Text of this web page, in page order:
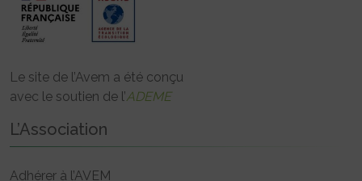
Le site de l’Avem a été conçu
avec le soutien de l’ADEME
L’Association
Adhérer à l’AVEM